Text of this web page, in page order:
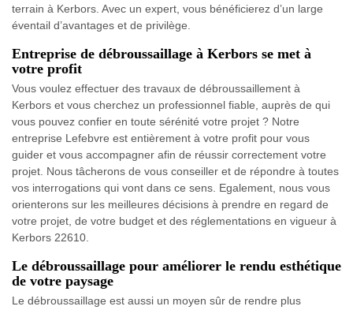
terrain à Kerbors. Avec un expert, vous bénéficierez d’un large
éventail d’avantages et de privilège.
Entreprise de débroussaillage à Kerbors se met à
votre profit
Vous voulez effectuer des travaux de débroussaillement à
Kerbors et vous cherchez un professionnel fiable, auprès de qui
vous pouvez confier en toute sérénité votre projet ? Notre
entreprise Lefebvre est entièrement à votre profit pour vous
guider et vous accompagner afin de réussir correctement votre
projet. Nous tâcherons de vous conseiller et de répondre à toutes
vos interrogations qui vont dans ce sens. Egalement, nous vous
orienterons sur les meilleures décisions à prendre en regard de
votre projet, de votre budget et des réglementations en vigueur à
Kerbors 22610.
Le débroussaillage pour améliorer le rendu esthétique
de votre paysage
Le débroussaillage est aussi un moyen sûr de rendre plus